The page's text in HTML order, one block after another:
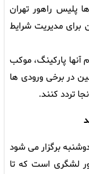
پلیس راهور تهران
برای مدیریت شرایط
که در تمام آنها پارکینگ، موکب
در برخی ورودی ها
تردد کنند.
برگزار می شود
لشگری است که تا